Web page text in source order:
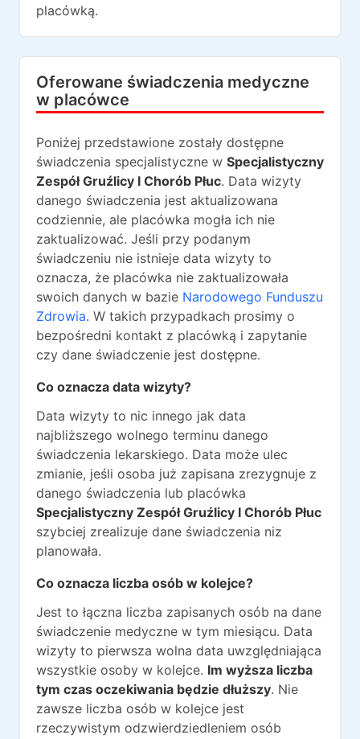
placówką.
Oferowane świadczenia medyczne
w placówce
Poniżej przedstawione zostały dostępne
świadczenia specjalistyczne w Specjalistyczny
Zespół Gruźlicy I Chorób Płuc. Data wizyty
danego świadczenia jest aktualizowana
codziennie, ale placówka mogła ich nie
zaktualizować. Jeśli przy podanym
świadczeniu nie istnieje data wizyty to
oznacza, że placówka nie zaktualizowała
swoich danych w bazie Narodowego Funduszu
Zdrowia. W takich przypadkach prosimy o
bezpośredni kontakt z placówką i zapytanie
czy dane świadczenie jest dostępne.
Co oznacza data wizyty?
Data wizyty to nic innego jak data
najbliższego wolnego terminu danego
świadczenia lekarskiego. Data może ulec
zmianie, jeśli osoba już zapisana zrezygnuje z
danego świadczenia lub placówka
Specjalistyczny Zespół Gruźlicy I Chorób Płuc
szybciej zrealizuje dane świadczenia niz
planowała.
Co oznacza liczba osób w kolejce?
Jest to łączna liczba zapisanych osób na dane
świadczenie medyczne w tym miesiącu. Data
wizyty to pierwsza wolna data uwzględniająca
wszystkie osoby w kolejce. Im wyższa liczba
tym czas oczekiwania będzie dłuższy. Nie
zawsze liczba osób w kolejce jest
rzeczywistym odzwierdziedleniem osób